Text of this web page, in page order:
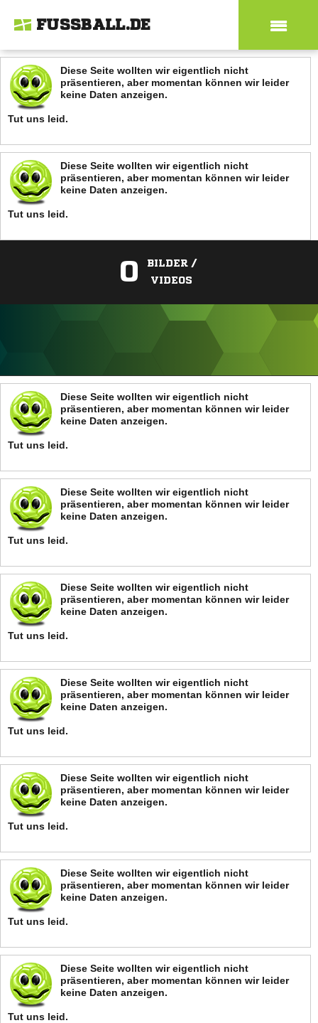
FUSSBALL.DE
Diese Seite wollten wir eigentlich nicht
präsentieren, aber momentan können wir leider
keine Daten anzeigen.
Tut uns leid.
Diese Seite wollten wir eigentlich nicht
präsentieren, aber momentan können wir leider
keine Daten anzeigen.
Tut uns leid.
0
BILDER /
VIDEOS
ANZEIGE
Diese Seite wollten wir eigentlich nicht
präsentieren, aber momentan können wir leider
keine Daten anzeigen.
Tut uns leid.
Diese Seite wollten wir eigentlich nicht
präsentieren, aber momentan können wir leider
keine Daten anzeigen.
Tut uns leid.
Diese Seite wollten wir eigentlich nicht
präsentieren, aber momentan können wir leider
keine Daten anzeigen.
Tut uns leid.
Diese Seite wollten wir eigentlich nicht
präsentieren, aber momentan können wir leider
keine Daten anzeigen.
Tut uns leid.
Diese Seite wollten wir eigentlich nicht
präsentieren, aber momentan können wir leider
keine Daten anzeigen.
Tut uns leid.
Diese Seite wollten wir eigentlich nicht
präsentieren, aber momentan können wir leider
keine Daten anzeigen.
Tut uns leid.
Diese Seite wollten wir eigentlich nicht
präsentieren, aber momentan können wir leider
keine Daten anzeigen.
Tut uns leid.